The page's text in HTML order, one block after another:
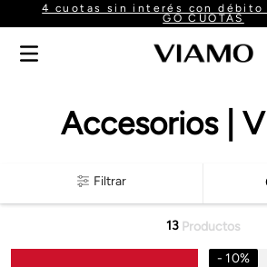
4 cuotas sin interés con débito
GO CUOTAS
Accesorios |
Filtrar
13 Productos
10%